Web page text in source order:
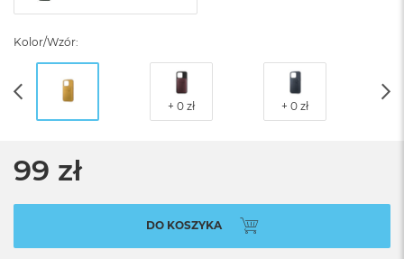
Kolor/Wzór:
99 zł
DO KOSZYKA